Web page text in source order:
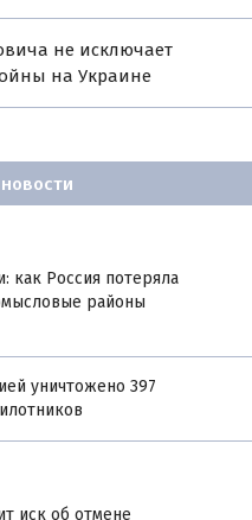
не исключает
на Украине
как Россия потеряла
районы
уничтожено 397
иск об отмене